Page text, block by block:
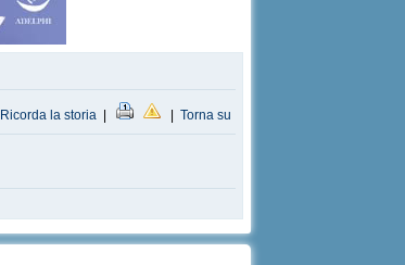
Ricorda la storia | |Torna su